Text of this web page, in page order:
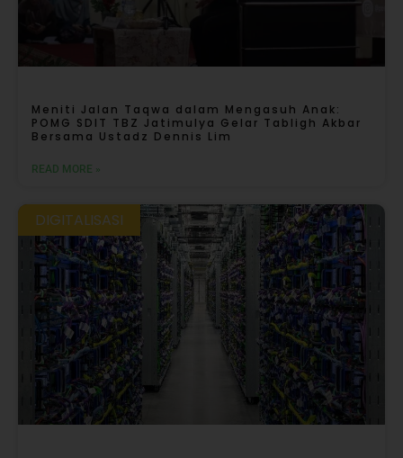
Meniti Jalan Taqwa dalam Mengasuh Anak:
POMG SDIT TBZ Jatimulya Gelar Tabligh Akbar
Bersama Ustadz Dennis Lim
READ MORE »
DIGITALISASI